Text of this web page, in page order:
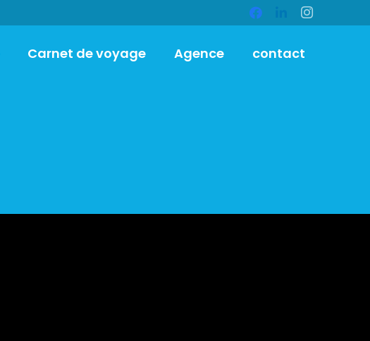
Carnet de voyage Agence contact